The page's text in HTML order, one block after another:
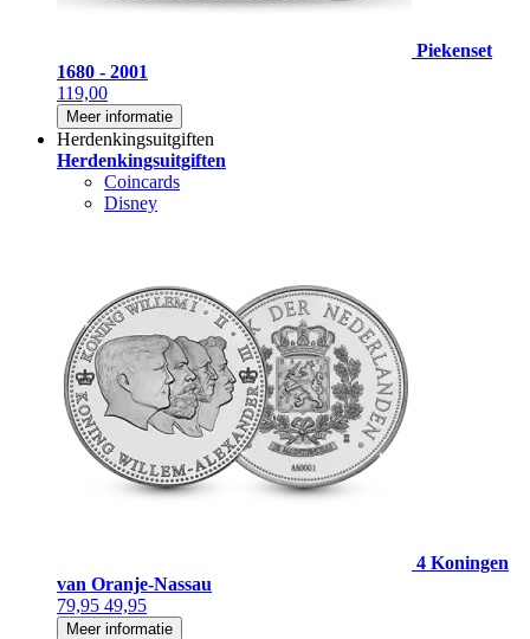
Piekenset
1680 - 2001
119,00
Meer informatie
Herdenkingsuitgiften
Herdenkingsuitgiften
Coincards
Disney
4 Koningen
van Oranje-Nassau
79,95 49,95
Meer informatie